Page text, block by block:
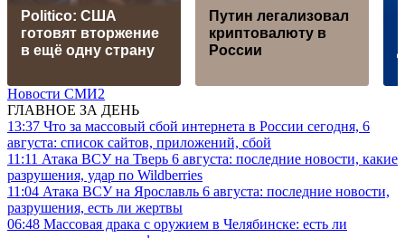
Politico: США
готовят вторжение
в ещё одну страну
Путин легализовал
криптовалюту в
России
Новости СМИ2
ГЛАВНОЕ ЗА ДЕНЬ
13:37 Что за массовый сбой интернета в России сегодня, 6
августа: список сайтов, приложений, сбой
11:11 Атака ВСУ на Тверь 6 августа: последние новости, какие
разрушения, удар по Wildberries
11:04 Атака ВСУ на Ярославль 6 августа: последние новости,
разрушения, есть ли жертвы
06:48 Массовая драка с оружием в Челябинске: есть ли